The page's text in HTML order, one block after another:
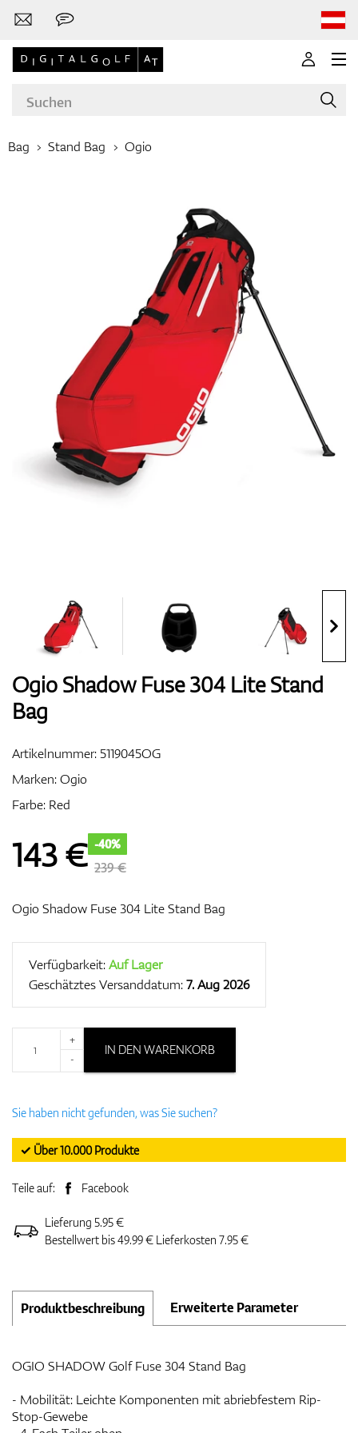
Golfschläger
Bekleidung
Handschuhe
Bags
Entfernungsmesser & GPS
Bag Stand Bag Ogio
Ogio Shadow Fuse 304 Lite Stand
Bag
Artikelnummer:5119045OG
Marken:Ogio
Farbe: Red
143€ -40%
239 €
Ogio Shadow Fuse 304 Lite Stand Bag
Verfügbarkeit:Auf Lager
Geschätztes Versanddatum:7. Aug 2026
+
-
IN DEN WARENKORB
Sie haben nicht gefunden, was Sie suchen?
✓ Über 10.000 Produkte
Teile auf: Facebook
Lieferung 5.95 €
Bestellwert bis 49.99 € Lieferkosten 7.95 €
Produktbeschreibung Erweiterte Parameter
OGIO SHADOW Golf Fuse 304 Stand Bag
- Mobilität: Leichte Komponenten mit abriebfestem Rip-
Stop-Gewebe